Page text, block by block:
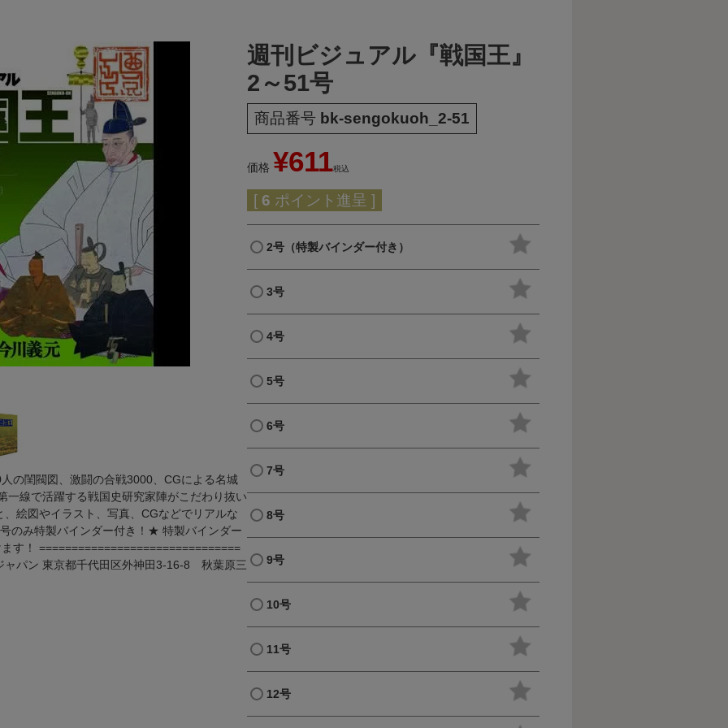
の閨閥図、激闘の合戦3000、CGによる名城
一線で活躍する戦国史研究家陣がこだわり抜い
絵図やイラスト、写真、CGなどでリアルな
のみ特製バインダー付き！★ 特製バインダー
す！ ===============================
ャパン 東京都千代田区外神田3-16-8 秋葉原三
週刊ビジュアル『戦国王』
2～51号
商品番号 bk-sengokuoh_2-51
価格 ¥611税込
[ 6 ポイント進呈 ]
2号（特製バインダー付き）
3号
4号
5号
6号
7号
8号
9号
10号
11号
12号